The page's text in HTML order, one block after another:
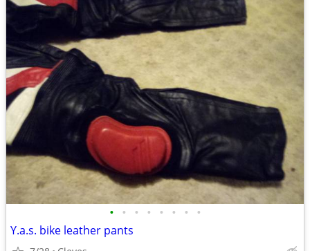
• • • • • • • •
Y.a.s. bike leather pants